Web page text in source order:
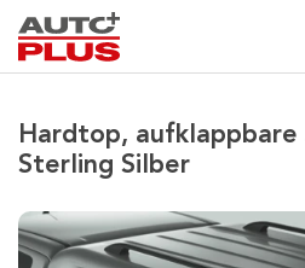
Hardtop,
Sterling Silber